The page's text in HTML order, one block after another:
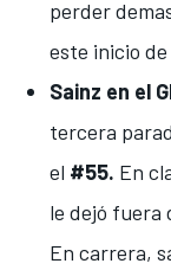
perder
este inicio de
Sainz en el
tercera
el #55. En
le dejó fuera
En carrera,